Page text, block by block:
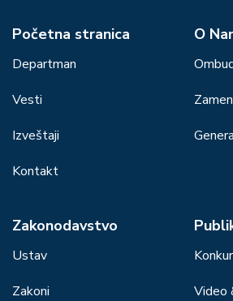
Početna stranica
Departman
Vesti
Izveštaji
Kontakt
О
Zakonodavstvo
Ustav
Zakoni
Video